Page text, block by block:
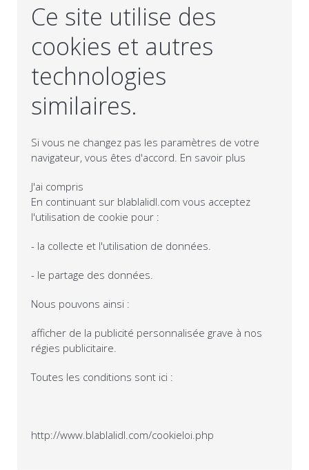
Ce site utilise des
cookies et autres
technologies
similaires.
Si vous ne changez pas les paramètres de votre
navigateur, vous êtes d'accord. En savoir plus
J'ai compris
En continuant sur blablalidl.com vous acceptez
l'utilisation de cookie pour :
- la collecte et l'utilisation de données.
- le partage des données.
Nous pouvons ainsi :
afficher de la publicité personnalisée grave à nos
régies publicitaire.
Toutes les conditions sont ici :
http://www.blablalidl.com/cookieloi.php